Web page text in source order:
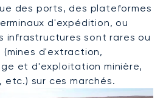
des ports, des plateformes
d'expédition, ou
infrastructures sont rares ou
(mines d'extraction,
et d'exploitation minière,
sur ces marchés.